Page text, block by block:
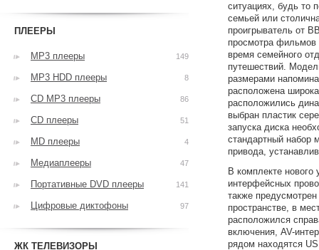
ситуациях, будь то
семьей или
проигрыватель от
просмотра
время семейного
путешествий.
размерами
расположена
расположились
выбран пластик
запуска диска
стандартный набор
привода,
В комплекте нового
интерфейсных
также
пространстве, в
расположился
включения, AV-
рядом находятся
ПЛЕЕРЫ
MP3 плееры 149
MP3 HDD плееры 8
CD MP3 плееры 86
CD плееры 51
MD плееры 4
Медиаплееры 47
Портативные DVD плееры 141
Цифровые диктофоны 97
ЖК ТЕЛЕВИЗОРЫ